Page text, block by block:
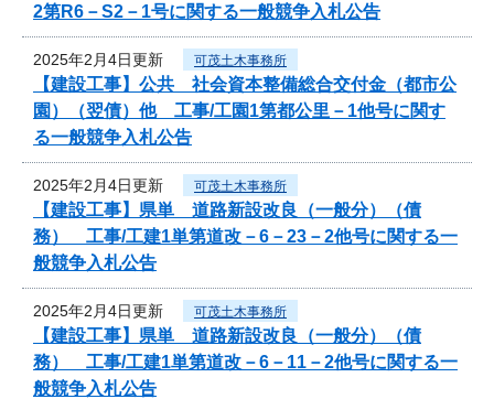
2第R6－S2－1号に関する一般競争入札公告
2025年2月4日更新 可茂土木事務所
【建設工事】公共 社会資本整備総合交付金（都市公
園）（翌債）他 工事/工園1第都公里－1他号に関す
る一般競争入札公告
2025年2月4日更新 可茂土木事務所
【建設工事】県単 道路新設改良（一般分）（債
務） 工事/工建1単第道改－6－23－2他号に関する一
般競争入札公告
2025年2月4日更新 可茂土木事務所
【建設工事】県単 道路新設改良（一般分）（債
務） 工事/工建1単第道改－6－11－2他号に関する一
般競争入札公告